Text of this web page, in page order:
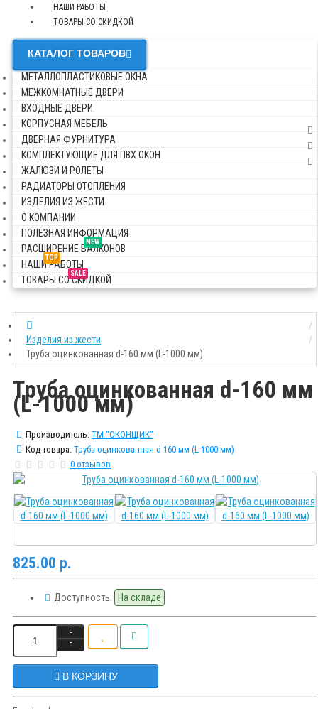
НАШИ РАБОТЫ
ТОВАРЫ СО СКИДКОЙ
КАТАЛОГ ТОВАРОВ
МЕТАЛЛОПЛАСТИКОВЫЕ ОКНА
МЕЖКОМНАТНЫЕ ДВЕРИ
ВХОДНЫЕ ДВЕРИ
КОРПУСНАЯ МЕБЕЛЬ
ДВЕРНАЯ ФУРНИТУРА
КОМПЛЕКТУЮЩИЕ ДЛЯ ПВХ ОКОН
ЖАЛЮЗИ И РОЛЕТЫ
РАДИАТОРЫ ОТОПЛЕНИЯ
ИЗДЕЛИЯ ИЗ ЖЕСТИ
О КОМПАНИИ
ПОЛЕЗНАЯ ИНФОРМАЦИЯ
NEW
РАСШИРЕНИЕ БАЛКОНОВ
TOP
НАШИ РАБОТЫ
SALE
ТОВАРЫ СО СКИДКОЙ
Изделия из жести
Труба оцинкованная d-160 мм (L-1000 мм)
Труба оцинкованная d-160 мм
(L-1000 мм)
Производитель: ТМ "ОКОНЩИК"
Код товара: Труба оцинкованная d-160 мм (L-1000 мм)
0 отзывов
825.00 р.
Доступность: На складе
В КОРЗИНУ